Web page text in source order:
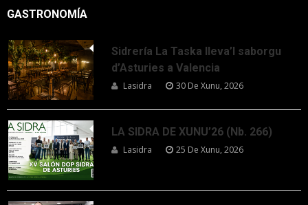
GASTRONOMÍA
Sidrería La Taska lleva’l saborgu
d’Asturies a Valencia
Lasidra 30 De Xunu, 2026
LA SIDRA DE XUNU’26 (Nb. 266)
Lasidra 25 De Xunu, 2026